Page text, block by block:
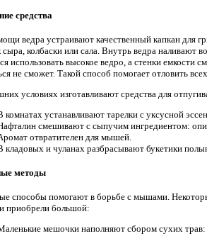
средства
ведра устраивают качественный капкан для
сыра, колбаски или сала. Внутрь ведра наливают
использовать высокое ведро, а стенки емкости
не сможет. Такой способ помогает отловить
условиях изготавливают средства для
комнатах устанавливают тарелки с уксусной
смешивают с сыпучим ингредиентом:
отвратителен для мышей.
кладовых и чуланах разбрасывают букетики
методы
способы помогают в борьбе с мышами.
приобрели большой:
мешочки наполняют сбором сухих